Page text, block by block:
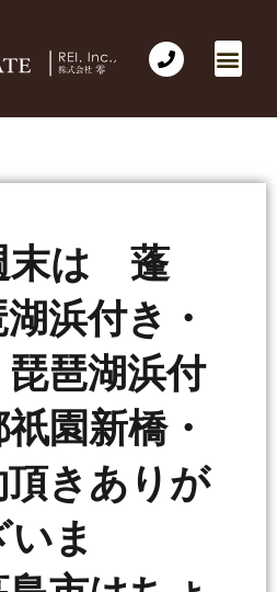
末は 蓬
浜付き・
琶湖浜付
園新橋・
きありが
ま